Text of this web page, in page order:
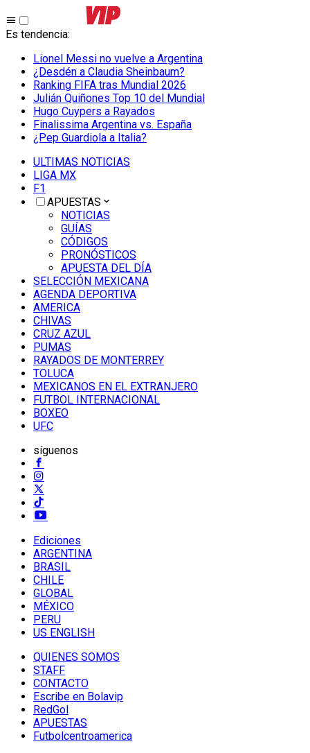
Es tendencia:
Lionel Messi no vuelve a Argentina
¿Desdén a Claudia Sheinbaum?
Ranking FIFA tras Mundial 2026
Julián Quiñones Top 10 del Mundial
Hugo Cuypers a Rayados
Finalissima Argentina vs. España
¿Pep Guardiola a Italia?
ULTIMAS NOTICIAS
LIGA MX
F1
APUESTAS
NOTICIAS
GUÍAS
CÓDIGOS
PRONÓSTICOS
APUESTA DEL DÍA
SELECCIÓN MEXICANA
AGENDA DEPORTIVA
AMERICA
CHIVAS
CRUZ AZUL
PUMAS
RAYADOS DE MONTERREY
TOLUCA
MEXICANOS EN EL EXTRANJERO
FUTBOL INTERNACIONAL
BOXEO
UFC
síguenos
Ediciones
ARGENTINA
BRASIL
CHILE
GLOBAL
MÉXICO
PERU
US ENGLISH
QUIENES SOMOS
STAFF
CONTACTO
Escribe en Bolavip
RedGol
APUESTAS
Futbolcentroamerica